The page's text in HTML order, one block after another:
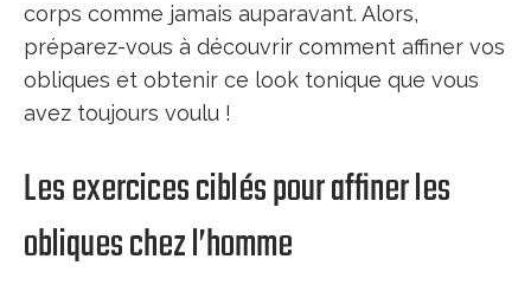
corps comme jamais auparavant. Alors,
préparez-vous à découvrir comment affiner vos
obliques et obtenir ce look tonique que vous
avez toujours voulu !
Les exercices ciblés pour affiner les
obliques chez l’homme